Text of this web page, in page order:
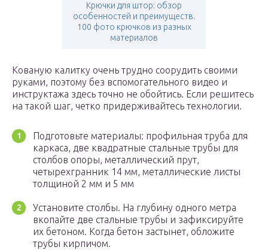
Крючки для штор: обзор
особенностей и преимуществ.
100 фото крючков из разных
материалов
Кованую калитку очень трудно соорудить своими
руками, поэтому без вспомогательного видео и
инструктажа здесь точно не обойтись. Если решитесь
на такой шаг, четко придерживайтесь технологии.
Подготовьте материалы: профильная труба для
каркаса, две квадратные стальные трубы для
столбов опоры, металлический прут,
четырехгранник 14 мм, металлические листы
толщиной 2 мм и 5 мм
Установите столбы. На глубину одного метра
вкопайте две стальные трубы и зафиксируйте
их бетоном. Когда бетон застынет, обложите
трубы кирпичом.